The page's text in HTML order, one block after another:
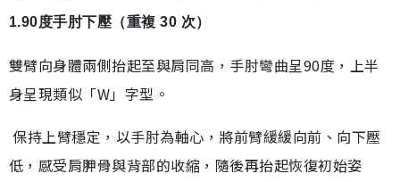
1.90度手肘下壓（重複 30 次）
雙臂向身體兩側抬起至與肩同高，手肘彎曲呈90度，上半
身呈現類似「W」字型。
保持上臂穩定，以手肘為軸心，將前臂緩緩向前、向下壓
低，感受肩胛骨與背部的收縮，隨後再抬起恢復初始姿